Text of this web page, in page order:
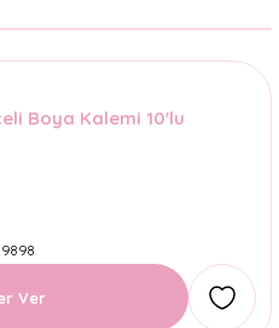
Boya Kalemi 10'lu
Ver